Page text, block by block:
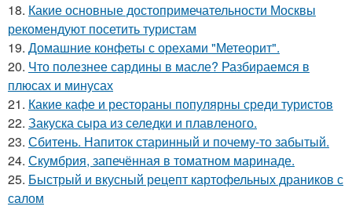
18. Какие основные достопримечательности Москвы
рекомендуют посетить туристам
19. Домашние конфеты с орехами "Метеорит".
20. Что полезнее сардины в масле? Разбираемся в
плюсах и минусах
21. Какие кафе и рестораны популярны среди туристов
22. Закуска сыра из селедки и плавленого.
23. Сбитень. Напиток старинный и почему-то забытый.
24. Скумбрия, запечённая в томатном маринаде.
25. Быстрый и вкусный рецепт картофельных драников с
салом